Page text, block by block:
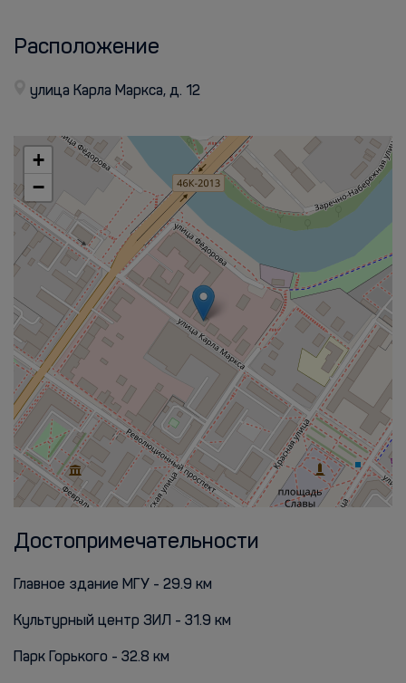
Расположение
улица Карла Маркса, д. 12
+
−
Достопримечательности
Главное здание МГУ - 29.9 км
Культурный центр ЗИЛ - 31.9 км
Парк Горького - 32.8 км